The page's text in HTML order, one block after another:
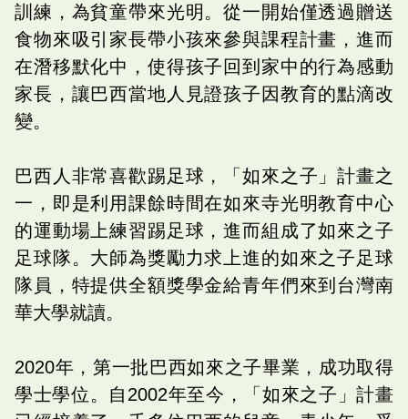
訓練，為貧童帶來光明。從一開始僅透過贈送
食物來吸引家長帶小孩來參與課程計畫，進而
在潛移默化中，使得孩子回到家中的行為感動
家長，讓巴西當地人見證孩子因教育的點滴改
變。
巴西人非常喜歡踢足球，「如來之子」計畫之
一，即是利用課餘時間在如來寺光明教育中心
的運動場上練習踢足球，進而組成了如來之子
足球隊。大師為獎勵力求上進的如來之子足球
隊員，特提供全額獎學金給青年們來到台灣南
華大學就讀。
2020年，第一批巴西如來之子畢業，成功取得
學士學位。自2002年至今，「如來之子」計畫